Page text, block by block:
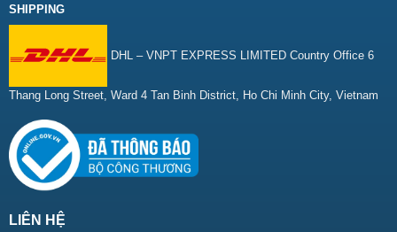
SHIPPING
DHL – VNPT EXPRESS LIMITED Country Office 6
Thang Long Street, Ward 4 Tan Binh District, Ho Chi Minh City, Vietnam
LIÊN HỆ